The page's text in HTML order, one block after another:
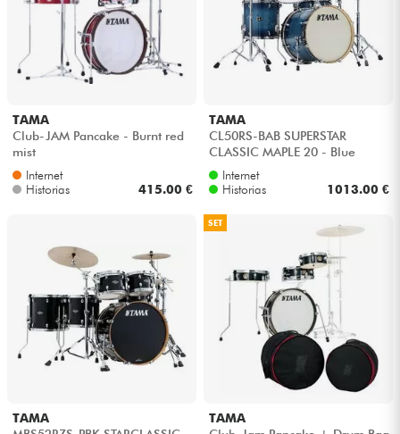
Micros
DJ
Sistemas de Sonido
Vientos
Violines y cuarteto
Niños
TAMA
Club-JAM Pancake - Burnt red
mist
Internet
Historias
415.00 €
TAMA
CL50RS-BAB SUPERSTAR
CLASSIC MAPLE 20 - Blue
lacquer burst
Internet
Historias
1013.00 €
TAMA
SET
TAMA